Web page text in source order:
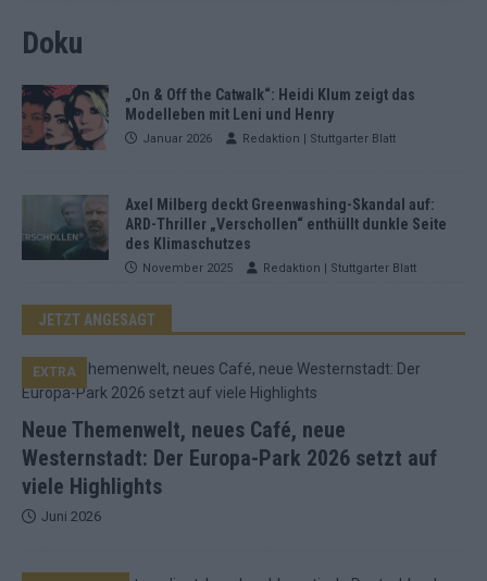
Doku
„On & Off the Catwalk“: Heidi Klum zeigt das
Modelleben mit Leni und Henry
Januar 2026 Redaktion | Stuttgarter Blatt
Axel Milberg deckt Greenwashing-Skandal auf:
ARD-Thriller „Verschollen“ enthüllt dunkle Seite
des Klimaschutzes
November 2025 Redaktion | Stuttgarter Blatt
JETZT ANGESAGT
Neue Themenwelt, neues Café, neue
Westernstadt: Der Europa-Park 2026 setzt auf
viele Highlights
EXTRA
Juni 2026